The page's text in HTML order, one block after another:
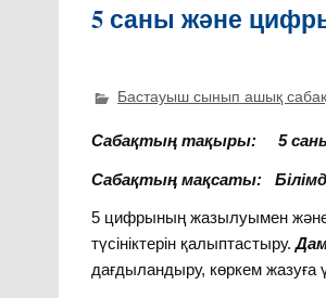
5 саны және
Бастауыш сынып ашық
Сабақтың тақыры: 5
Сабақтың мақсаты:
5 цифрының жазылуымен
түсініктерін қалыптастыру.
дағдыландыру, көркем жазуға